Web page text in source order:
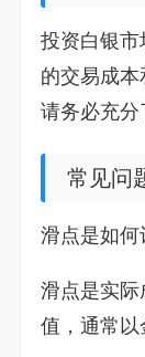
投资白银市
的交易成本
请务必充分
常见问
滑点是如何
滑点是实际
值，通常以